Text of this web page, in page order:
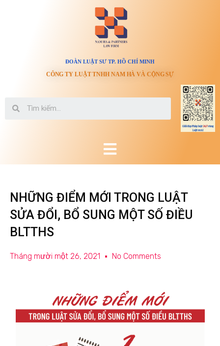
ĐOÀN LUẬT SƯ TP. HỒ CHÍ MINH
CÔNG TY LUẬT TNHH NAM HÀ VÀ CỘNG SỰ
NHỮNG ĐIỂM MỚI TRONG LUẬT
SỬA ĐỔI, BỔ SUNG MỘT SỐ ĐIỀU
BLTTHS
Tháng mười một 26, 2021 No Comments